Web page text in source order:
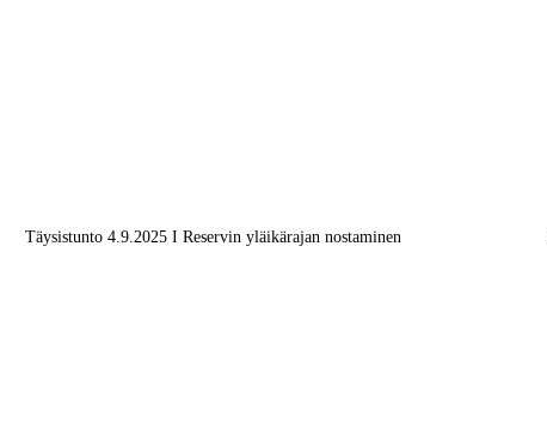
Täysistunto 4.9.2025 I Reservin yläikärajan nostaminen